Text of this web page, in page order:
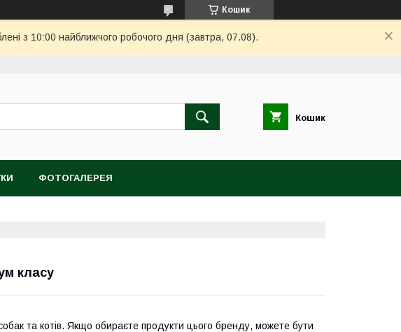
Кошик
з 10:00 найближчого робочого дня (завтра, 07.08).
Кошик
ФОТОГАЛЕРЕЯ
класу
та котів. Якщо обираєте продукти цього бренду, можете бути